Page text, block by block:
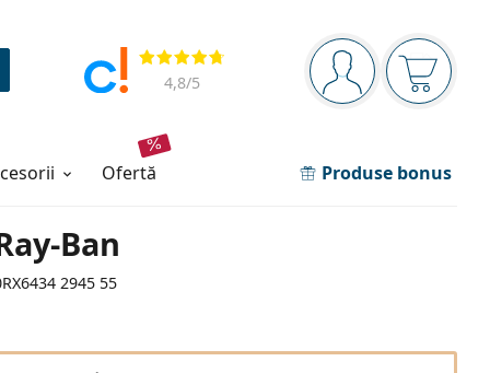
Panou de navigare
Sunteți logat
Coșul
Opinii
4,8/5
ofertă Produse bonus
Ban
2945 55